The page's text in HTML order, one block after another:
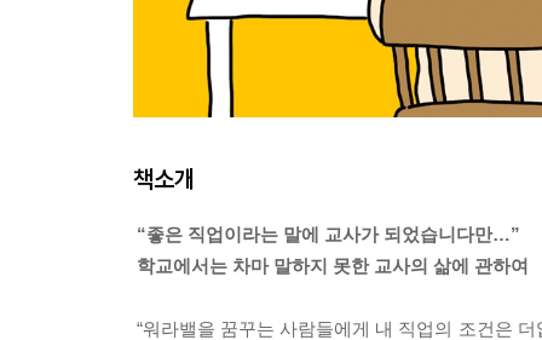
책소개
“좋은 직업이라는 말에 교사가 되었습니다만…”
학교에서는 차마 말하지 못한 교사의 삶에 관하여
“워라밸을 꿈꾸는 사람들에게 내 직업의 조건은